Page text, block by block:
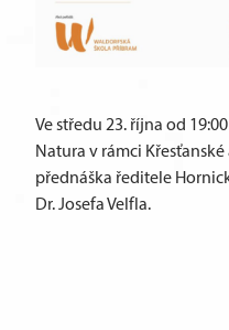
Ve středu 23. října od
Natura v rámci
přednáška ředitele
Dr. Josefa Velfla.